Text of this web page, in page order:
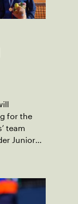
for the
team
Junior